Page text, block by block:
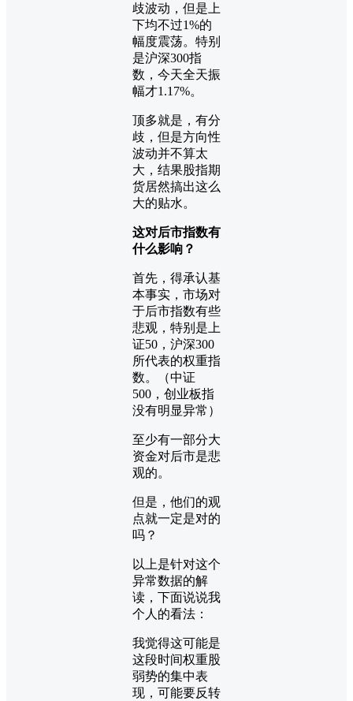
歧波动，但是上
下均不过1%的
幅度震荡。特别
是沪深300指
数，今天全天振
幅才1.17%。
顶多就是，有分
歧，但是方向性
波动并不算太
大，结果股指期
货居然搞出这么
大的贴水。
这对后市指数有
什么影响？
首先，得承认基
本事实，市场对
于后市指数有些
悲观，特别是上
证50，沪深300
所代表的权重指
数。（中证
500，创业板指
没有明显异常）
至少有一部分大
资金对后市是悲
观的。
但是，他们的观
点就一定是对的
吗？
以上是针对这个
异常数据的解
读，下面说说我
个人的看法：
我觉得这可能是
这段时间权重股
弱势的集中表
现，可能要反转